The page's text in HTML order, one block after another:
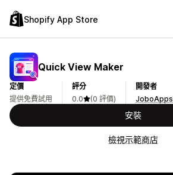
Shopify App Store
Quick View Maker
定價
提供免費試用
評分
0.0
(0 評價)
開發者
JoboApps
安裝
檢視示範商店